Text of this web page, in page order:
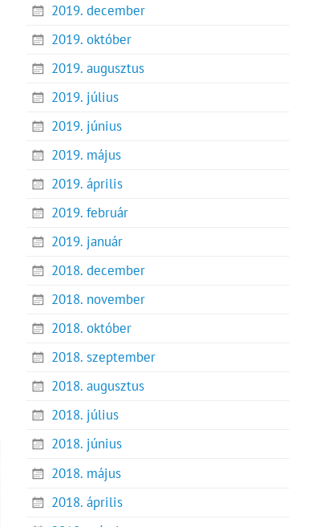
2019. december
2019. október
2019. augusztus
2019. július
2019. június
2019. május
2019. április
2019. február
2019. január
2018. december
2018. november
2018. október
2018. szeptember
2018. augusztus
2018. július
2018. június
2018. május
2018. április